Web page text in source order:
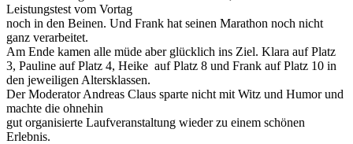
Leistungstest vom Vortag
noch in den Beinen. Und Frank hat seinen Marathon noch nicht
ganz verarbeitet.
Am Ende kamen alle müde aber glücklich ins Ziel. Klara auf Platz
3, Pauline auf Platz 4, Heike auf Platz 8 und Frank auf Platz 10 in
den jeweiligen Altersklassen.
Der Moderator Andreas Claus sparte nicht mit Witz und Humor und
machte die ohnehin
gut organisierte Laufveranstaltung wieder zu einem schönen
Erlebnis.